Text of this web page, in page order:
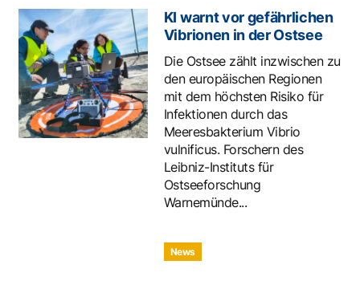
KI warnt vor gefährlichen
Vibrionen in der Ostsee
Die Ostsee zählt inzwischen zu
den europäischen Regionen
mit dem höchsten Risiko für
Infektionen durch das
Meeresbakterium Vibrio
vulnificus. Forschern des
Leibniz-Instituts für
Ostseeforschung
Warnemünde...
News